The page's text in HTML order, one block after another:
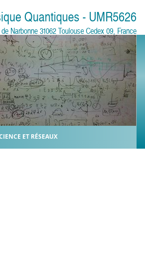
Quantiques - UMR5626
Narbonne 31062 Toulouse Cedex 09, France
ET RÉSEAUX